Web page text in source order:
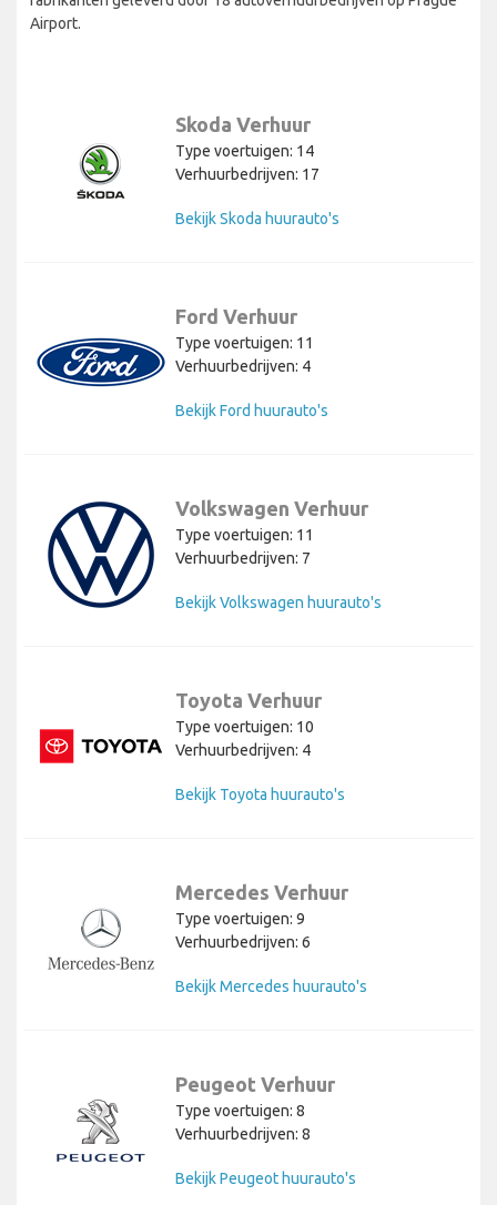
Airport.
Skoda Verhuur
Type voertuigen: 14
Verhuurbedrijven: 17
Bekijk Skoda huurauto's
Ford Verhuur
Type voertuigen: 11
Verhuurbedrijven: 4
Bekijk Ford huurauto's
Volkswagen Verhuur
Type voertuigen: 11
Verhuurbedrijven: 7
Bekijk Volkswagen huurauto's
Toyota Verhuur
Type voertuigen: 10
Verhuurbedrijven: 4
Bekijk Toyota huurauto's
Mercedes Verhuur
Type voertuigen: 9
Verhuurbedrijven: 6
Bekijk Mercedes huurauto's
Peugeot Verhuur
Type voertuigen: 8
Verhuurbedrijven: 8
Bekijk Peugeot huurauto's